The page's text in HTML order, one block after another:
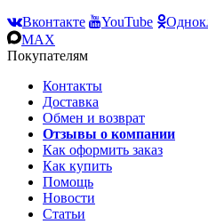
Вконтакте
YouTube
MAX
Покупателям
Контакты
Доставка
Обмен и возврат
Отзывы о компании
Как оформить заказ
Как купить
Помощь
Новости
Статьи